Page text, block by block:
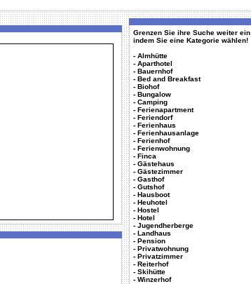
Grenzen Sie ihre Suche weiter ein
indem Sie eine Kategorie wählen!
- Almhütte
- Aparthotel
- Bauernhof
- Bed and Breakfast
- Biohof
- Bungalow
- Camping
- Ferienapartment
- Feriendorf
- Ferienhaus
- Ferienhausanlage
- Ferienhof
- Ferienwohnung
- Finca
- Gästehaus
- Gästezimmer
- Gasthof
- Gutshof
- Hausboot
- Heuhotel
- Hostel
- Hotel
- Jugendherberge
- Landhaus
- Pension
- Privatwohnung
- Privatzimmer
- Reiterhof
- Skihütte
- Winzerhof